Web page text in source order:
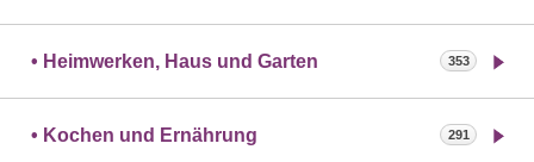
Heimwerken, Haus und Garten 353
Kochen und Ernährung 291